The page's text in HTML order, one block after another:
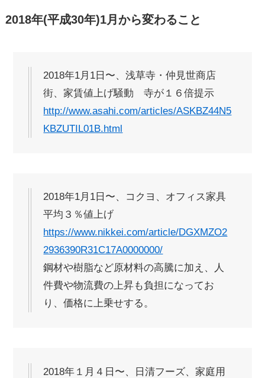
2018年(平成30年)1月から変わること
2018年1月1日〜、浅草寺・仲見世商店
街、家賃値上げ騒動 寺が１６倍提示
http://www.asahi.com/articles/ASKBZ44N5
KBZUTIL01B.html
2018年1月1日〜、コクヨ、オフィス家具
平均３％値上げ
https://www.nikkei.com/article/DGXMZO2
2936390R31C17A0000000/
鋼材や樹脂など原材料の高騰に加え、人
件費や物流費の上昇も負担になってお
り、価格に上乗せする。
2018年１月４日〜、日清フーズ、家庭用